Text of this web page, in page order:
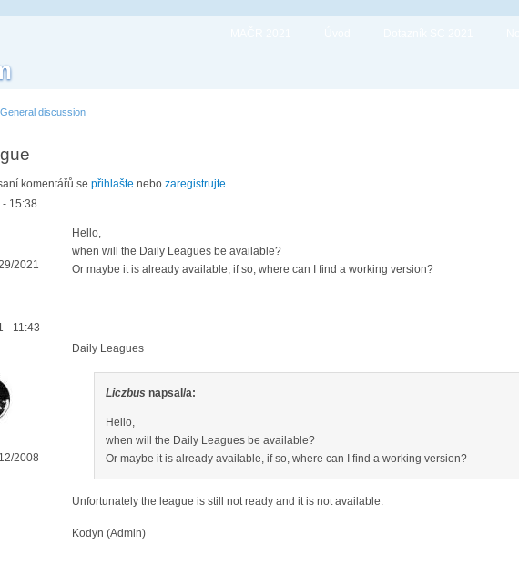
General discussion
komentářů se přihlašte nebo zaregistrujte.
15:38
2021
Hello,
when will the Daily Leagues be available?
Or maybe it is already available, if so, where can I find a working version?
- 11:43
2008
Daily Leagues
Liczbus napsal/a:
Hello,
when will the Daily Leagues be available?
Or maybe it is already available, if so, where can I find a working version?
Unfortunately the league is still not ready and it is not available.
Kodyn (Admin)